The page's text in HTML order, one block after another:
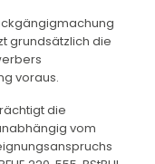
grundsätzlich die
voraus.
die
vom